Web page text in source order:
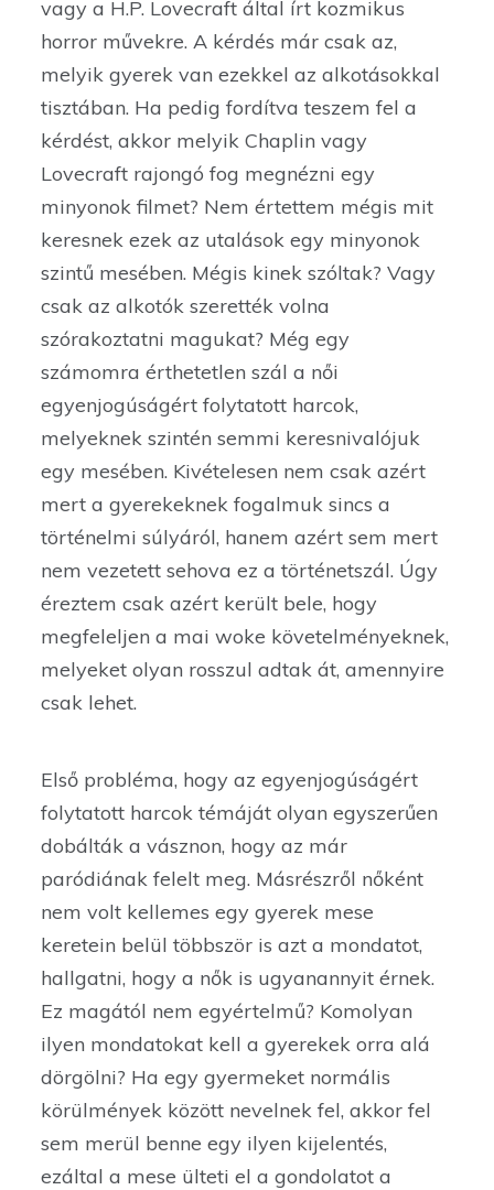
vagy a H.P. Lovecraft által írt kozmikus
horror művekre. A kérdés már csak az,
melyik gyerek van ezekkel az alkotásokkal
tisztában. Ha pedig fordítva teszem fel a
kérdést, akkor melyik Chaplin vagy
Lovecraft rajongó fog megnézni egy
minyonok filmet? Nem értettem mégis mit
keresnek ezek az utalások egy minyonok
szintű mesében. Mégis kinek szóltak? Vagy
csak az alkotók szerették volna
szórakoztatni magukat? Még egy
számomra érthetetlen szál a női
egyenjogúságért folytatott harcok,
melyeknek szintén semmi keresnivalójuk
egy mesében. Kivételesen nem csak azért
mert a gyerekeknek fogalmuk sincs a
történelmi súlyáról, hanem azért sem mert
nem vezetett sehova ez a történetszál. Úgy
éreztem csak azért került bele, hogy
megfeleljen a mai woke követelményeknek,
melyeket olyan rosszul adtak át, amennyire
csak lehet.
Első probléma, hogy az egyenjogúságért
folytatott harcok témáját olyan egyszerűen
dobálták a vásznon, hogy az már
paródiának felelt meg. Másrészről nőként
nem volt kellemes egy gyerek mese
keretein belül többször is azt a mondatot,
hallgatni, hogy a nők is ugyanannyit érnek.
Ez magától nem egyértelmű? Komolyan
ilyen mondatokat kell a gyerekek orra alá
dörgölni? Ha egy gyermeket normális
körülmények között nevelnek fel, akkor fel
sem merül benne egy ilyen kijelentés,
ezáltal a mese ülteti el a gondolatot a